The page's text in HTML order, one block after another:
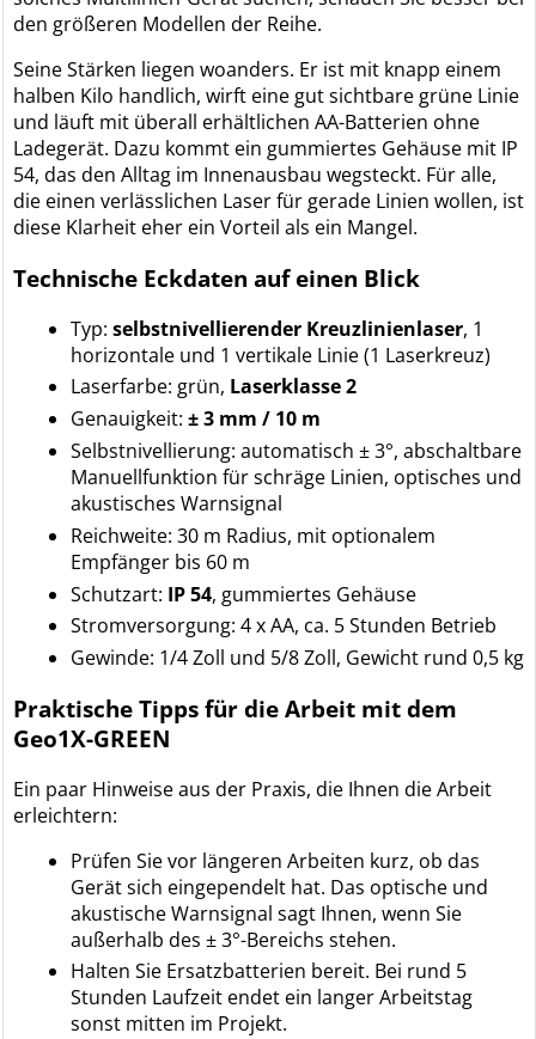
den größeren Modellen der Reihe.
Seine Stärken liegen woanders. Er ist mit knapp einem
halben Kilo handlich, wirft eine gut sichtbare grüne Linie
und läuft mit überall erhältlichen AA-Batterien ohne
Ladegerät. Dazu kommt ein gummiertes Gehäuse mit IP
54, das den Alltag im Innenausbau wegsteckt. Für alle,
die einen verlässlichen Laser für gerade Linien wollen, ist
diese Klarheit eher ein Vorteil als ein Mangel.
Technische Eckdaten auf einen Blick
Typ:selbstnivellierender Kreuzlinienlaser, 1
horizontale und 1 vertikale Linie (1 Laserkreuz)
Laserfarbe: grün, Laserklasse 2
Genauigkeit:± 3 mm / 10 m
Selbstnivellierung: automatisch ± 3°, abschaltbare
Manuellfunktion für schräge Linien, optisches und
akustisches Warnsignal
Reichweite: 30 m Radius, mit optionalem
Empfänger bis 60 m
Schutzart: IP 54, gummiertes Gehäuse
Stromversorgung: 4 x AA, ca. 5 Stunden Betrieb
Gewinde: 1/4 Zoll und 5/8 Zoll, Gewicht rund 0,5 kg
Praktische Tipps für die Arbeit mit dem
Geo1X-GREEN
Ein paar Hinweise aus der Praxis, die Ihnen die Arbeit
erleichtern:
Prüfen Sie vor längeren Arbeiten kurz, ob das
Gerät sich eingependelt hat. Das optische und
akustische Warnsignal sagt Ihnen, wenn Sie
außerhalb des ± 3°-Bereichs stehen.
Halten Sie Ersatzbatterien bereit. Bei rund 5
Stunden Laufzeit endet ein langer Arbeitstag
sonst mitten im Projekt.